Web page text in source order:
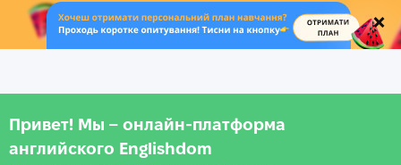
.
Привет! Мы – онлайн‑платформа
английского Englishdom